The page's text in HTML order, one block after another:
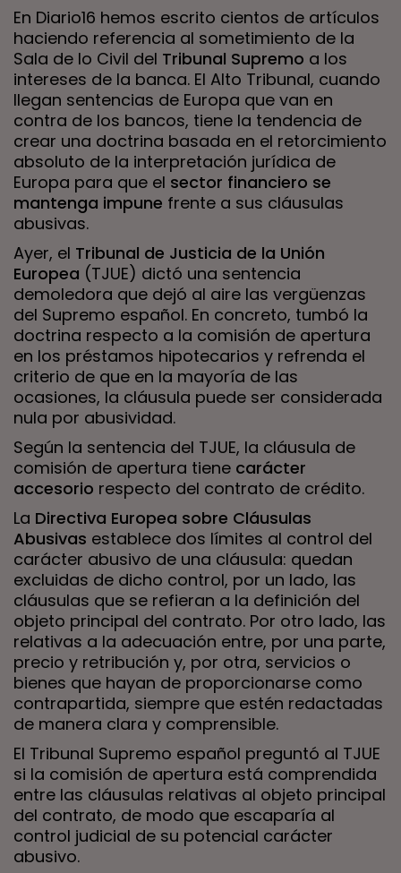
En Diario16 hemos escrito cientos de artículos
haciendo referencia al sometimiento de la
Sala de lo Civil del Tribunal Supremo a los
intereses de la banca. El Alto Tribunal, cuando
llegan sentencias de Europa que van en
contra de los bancos, tiene la tendencia de
crear una doctrina basada en el retorcimiento
absoluto de la interpretación jurídica de
Europa para que el sector financiero se
mantenga impune frente a sus cláusulas
abusivas.
Ayer, el Tribunal de Justicia de la Unión
Europea (TJUE) dictó una sentencia
demoledora que dejó al aire las vergüenzas
del Supremo español. En concreto, tumbó la
doctrina respecto a la comisión de apertura
en los préstamos hipotecarios y refrenda el
criterio de que en la mayoría de las
ocasiones, la cláusula puede ser considerada
nula por abusividad.
Según la sentencia del TJUE, la cláusula de
comisión de apertura tiene carácter
accesorio respecto del contrato de crédito.
La Directiva Europea sobre Cláusulas
Abusivas establece dos límites al control del
carácter abusivo de una cláusula: quedan
excluidas de dicho control, por un lado, las
cláusulas que se refieran a la definición del
objeto principal del contrato. Por otro lado, las
relativas a la adecuación entre, por una parte,
precio y retribución y, por otra, servicios o
bienes que hayan de proporcionarse como
contrapartida, siempre que estén redactadas
de manera clara y comprensible.
El Tribunal Supremo español preguntó al TJUE
si la comisión de apertura está comprendida
entre las cláusulas relativas al objeto principal
del contrato, de modo que escaparía al
control judicial de su potencial carácter
abusivo.